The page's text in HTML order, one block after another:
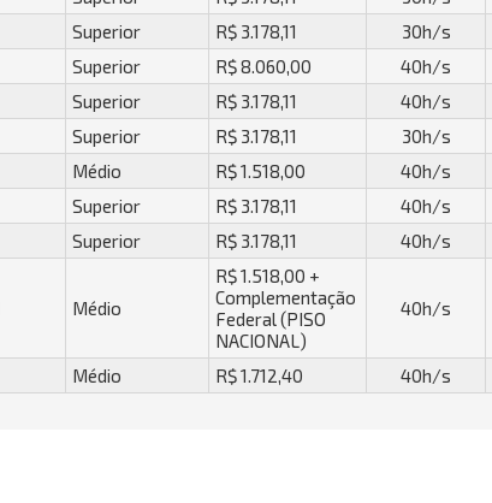
Superior R$ 3.178,11 30h/s
Superior R$ 8.060,00 40h/s
Superior R$ 3.178,11 40h/s
Superior R$ 3.178,11 30h/s
Médio R$ 1.518,00 40h/s
Superior R$ 3.178,11 40h/s
Superior R$ 3.178,11 40h/s
Médio
R$ 1.518,00 +
Complementação
Federal (PISO
NACIONAL)
40h/s
Médio R$ 1.712,40 40h/s